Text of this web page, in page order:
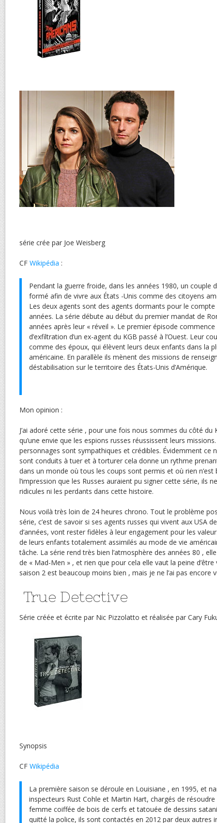
série crée par Joe Weisberg
CF Wikipédia :
Pendant la guerre froide, dans les années 1980, un couple
formé afin de vivre aux États -Unis comme des citoyens
Les deux agents sont des agents dormants pour le compte
années. La série débute au début du premier mandat de
années après leur « réveil ». Le premier épisode
d’exfiltration d’un ex-agent du KGB passé à l’Ouest. Leur
comme des époux, qui élèvent leurs deux enfants dans la
américaine. En parallèle ils mènent des missions de
déstabilisation sur le territoire des États-Unis d’Amérique.
Mon opinion :
J’ai adoré cette série , pour une fois nous sommes du côté du
qu’une envie que les espions russes réussissent leurs
personnages sont sympathiques et crédibles. Évidemment ce
sont conduits à tuer et à torturer cela donne un rythme
dans un monde où tous les coups sont permis et où rien n’est
l’impression que les Russes auraient pu signer cette série, ils
ridicules ni les perdants dans cette histoire.
Nous voilà très loin de 24 heures chrono. Tout le problème
série, c’est de savoir si ses agents russes qui vivent aux USA
d’années, vont rester fidèles à leur engagement pour les
de leurs enfants totalement assimilés au mode de vie
tâche. La série rend très bien l’atmosphère des années 80 ,
de « Mad-Men » , et rien que pour cela elle vaut la peine
saison 2 est beaucoup moins bien , mais je ne l’ai pas encore
True Detective
Série créée et écrite par Nic Pizzolatto et réalisée par Cary
Synopsis
CF Wikipédia
La première saison se déroule en Louisiane , en 1995, et
inspecteurs Rust Cohle et Martin Hart, chargés de résoudre
femme coiffée de bois de cerfs et tatouée de dessins
quitté la police, ils sont contactés en 2012 par deux autres